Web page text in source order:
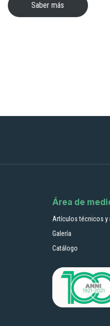
Saber más
Área de
Artículos técnicos y
Galería
Catálogo